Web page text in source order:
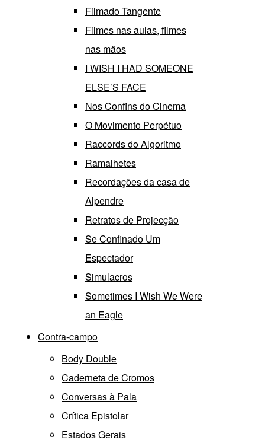
Filmado Tangente
Filmes nas aulas, filmes
nas mãos
I WISH I HAD SOMEONE
ELSE’S FACE
Nos Confins do Cinema
O Movimento Perpétuo
Raccords do Algoritmo
Ramalhetes
Recordações da casa de
Alpendre
Retratos de Projecção
Se Confinado Um
Espectador
Simulacros
Sometimes I Wish We Were
an Eagle
Contra-campo
Body Double
Caderneta de Cromos
Conversas à Pala
Crítica Epistolar
Estados Gerais